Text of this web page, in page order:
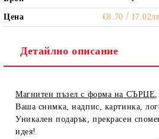
Цена €8.70
Детайлно описание
Магнитен пъзел с форма на СЪРЦЕ,
Ваша снимка, надпис, картинка,
Уникален подарък, прекрасен
идея!